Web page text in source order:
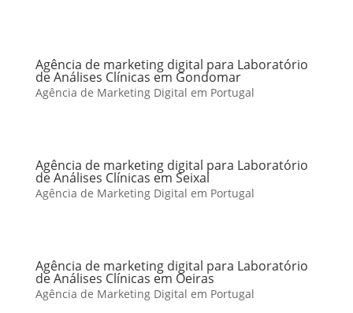
Agência de marketing digital para Laboratório
de Análises Clínicas em Gondomar
Agência de Marketing Digital em Portugal
Agência de marketing digital para Laboratório
de Análises Clínicas em Seixal
Agência de Marketing Digital em Portugal
Agência de marketing digital para Laboratório
de Análises Clínicas em Oeiras
Agência de Marketing Digital em Portugal